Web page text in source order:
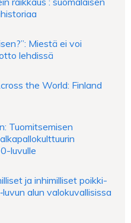
Miestä ei voi
lehdissä
the World: Finland
Tuomitsemisen
luvulle
ja inhimilliset poikki-
alun valokuvallisissa